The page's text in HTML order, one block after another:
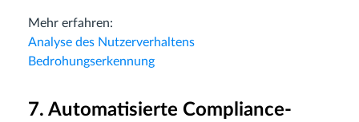
Mehr erfahren:
Analyse des Nutzerverhaltens
Bedrohungserkennung
7. Automatisierte Compliance-